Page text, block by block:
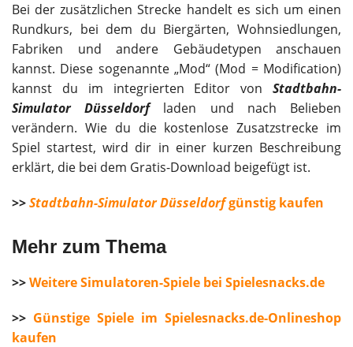
Bei der zusätzlichen Strecke handelt es sich um einen
Rundkurs, bei dem du Biergärten, Wohnsiedlungen,
Fabriken und andere Gebäudetypen anschauen
kannst. Diese sogenannte „Mod“ (Mod = Modification)
kannst du im integrierten Editor von Stadtbahn-
Simulator Düsseldorf laden und nach Belieben
verändern. Wie du die kostenlose Zusatzstrecke im
Spiel startest, wird dir in einer kurzen Beschreibung
erklärt, die bei dem Gratis-Download beigefügt ist.
>>Stadtbahn-Simulator Düsseldorfgünstig kaufen
Mehr zum Thema
>>Weitere Simulatoren-Spiele bei Spielesnacks.de
>> Günstige Spiele im Spielesnacks.de-Onlineshop
kaufen